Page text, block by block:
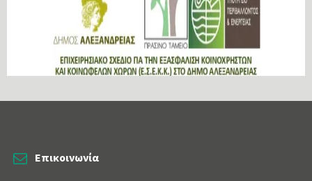
Επικοινωνία